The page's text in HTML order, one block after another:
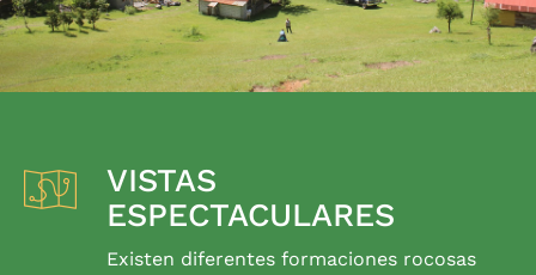
VISTAS
ESPECTACULARES
Existen diferentes formaciones rocosas